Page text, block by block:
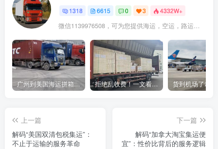
1318 6615 0 3 4332W+
微信1139976508，可为您提供海运，空运，路运，铁路运输
广州到美国海运拼箱多少钱？2024年最新运费构成+隐藏费用避坑指南 拒绝乱收费！一文看懂中国货代计费套路，教你避开所有隐形坑
上一篇
解码“美国双清包税集运”：
不止于运输的服务革命
下一篇
解码“加拿大淘宝集运便
宜”：性价比背后的服务逻辑